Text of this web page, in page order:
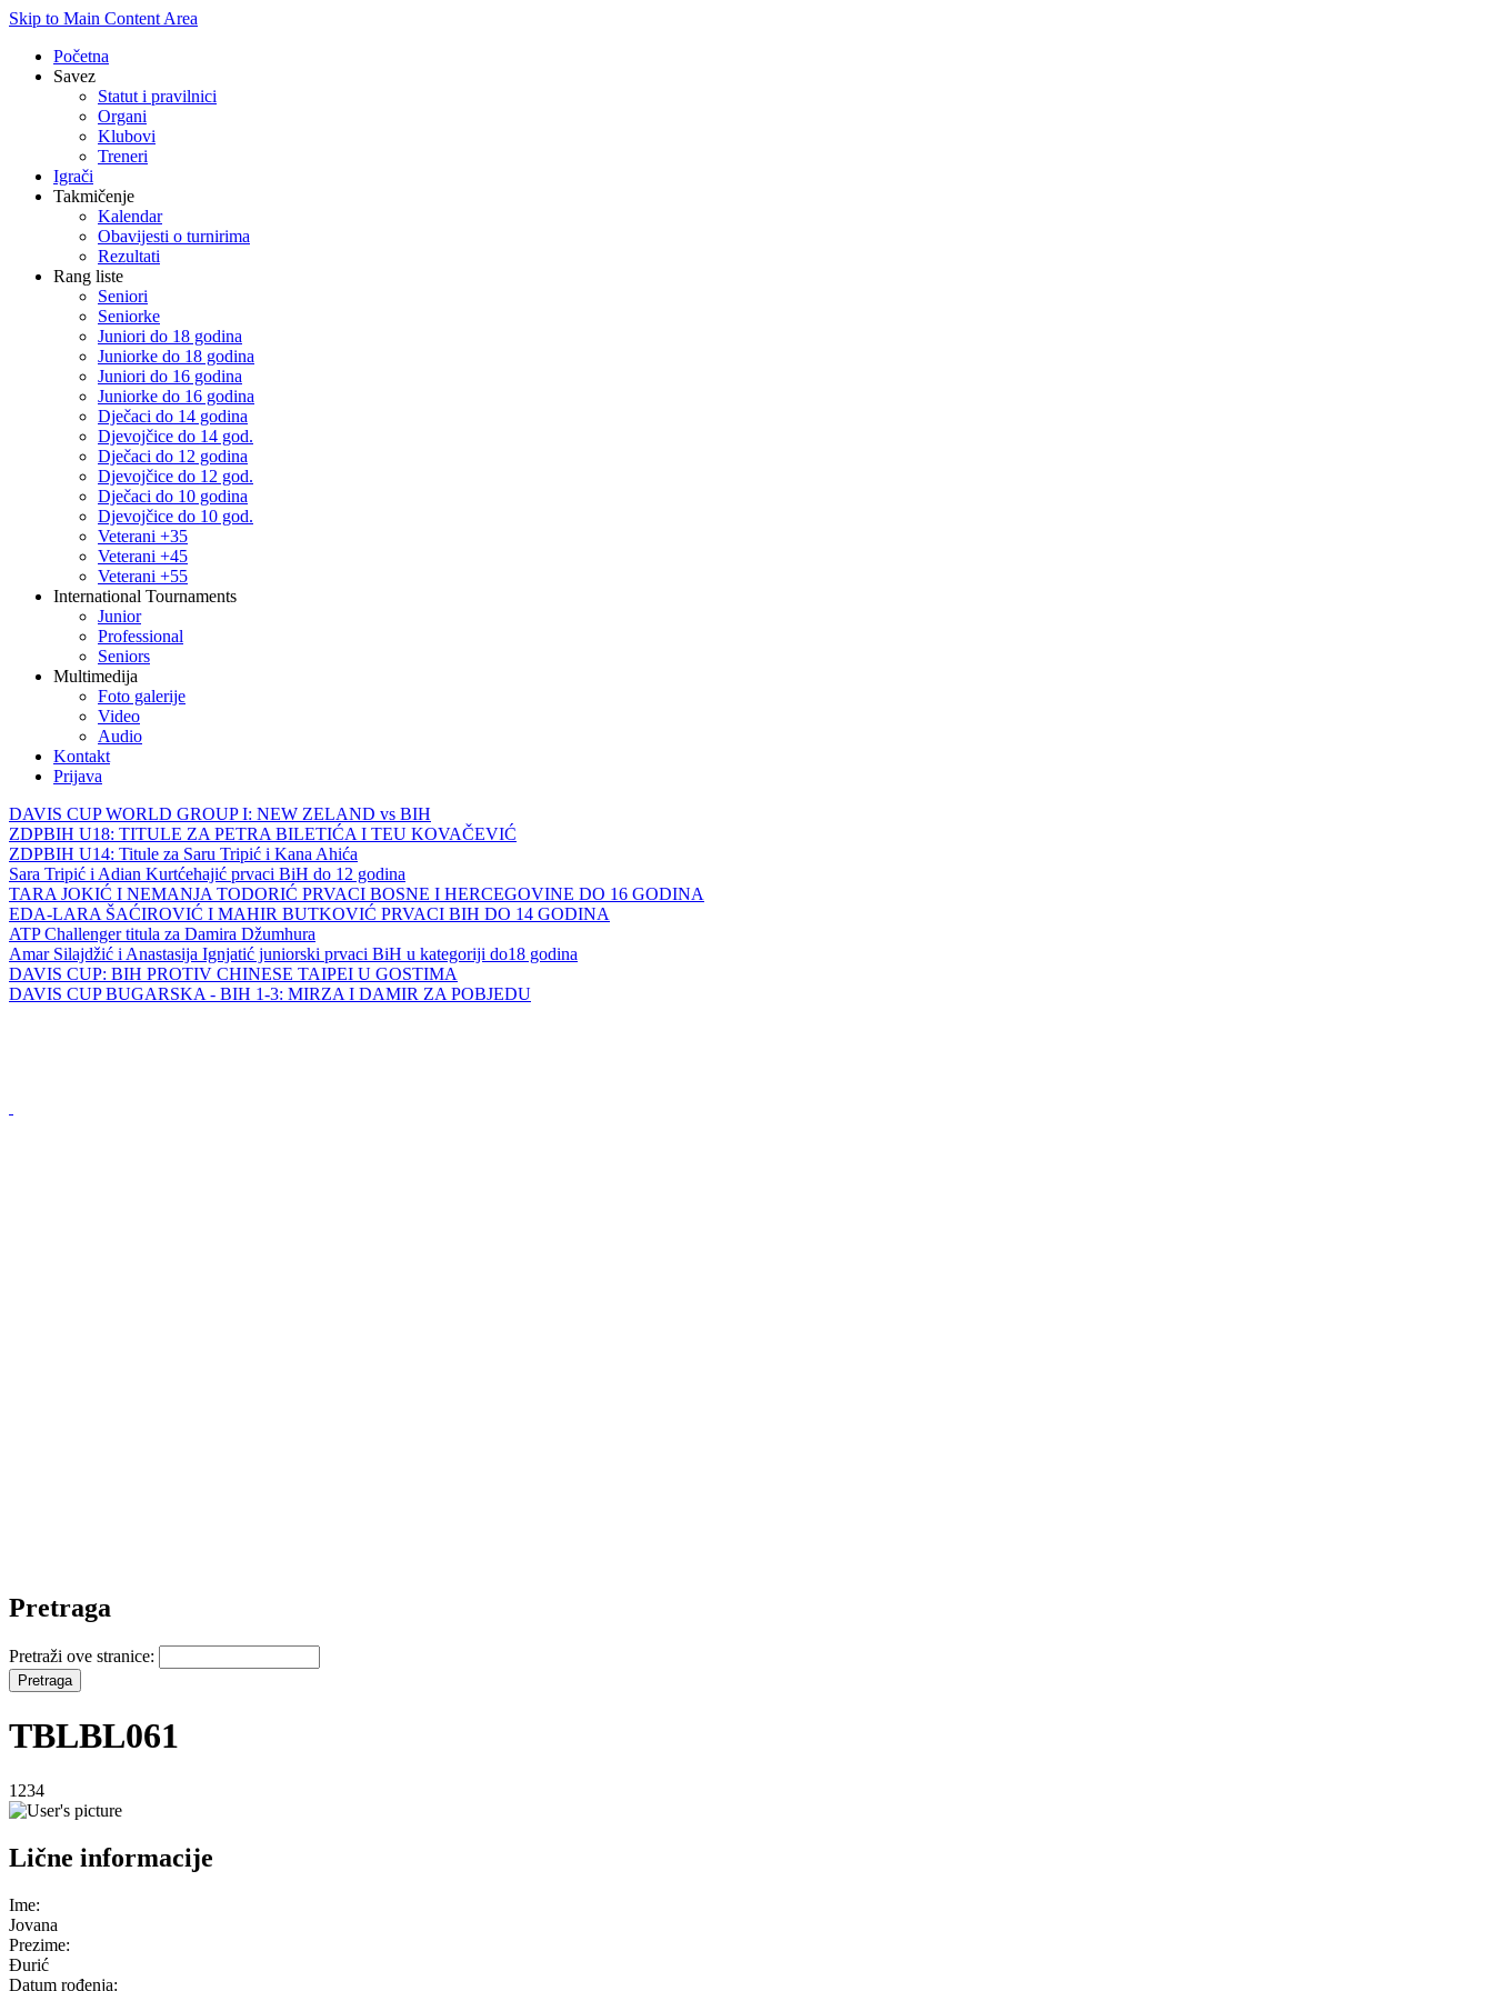
Skip to Main Content Area
Početna
Savez
Statut i pravilnici
Organi
Klubovi
Treneri
Igrači
Takmičenje
Kalendar
Obavijesti o turnirima
Rezultati
Rang liste
Seniori
Seniorke
Juniori do 18 godina
Juniorke do 18 godina
Juniori do 16 godina
Juniorke do 16 godina
Dječaci do 14 godina
Djevojčice do 14 god.
Dječaci do 12 godina
Djevojčice do 12 god.
Dječaci do 10 godina
Djevojčice do 10 god.
Veterani +35
Veterani +45
Veterani +55
International Tournaments
Junior
Professional
Seniors
Multimedija
Foto galerije
Video
Audio
Kontakt
Prijava
DAVIS CUP WORLD GROUP I: NEW ZELAND vs BIH
ZDPBIH U18: TITULE ZA PETRA BILETIĆA I TEU KOVAČEVIĆ
ZDPBIH U14: Titule za Saru Tripić i Kana Ahića
Sara Tripić i Adian Kurtćehajić prvaci BiH do 12 godina
TARA JOKIĆ I NEMANJA TODORIĆ PRVACI BOSNE I HERCEGOVINE DO 16 GODINA
EDA-LARA ŠAĆIROVIĆ I MAHIR BUTKOVIĆ PRVACI BIH DO 14 GODINA
ATP Challenger titula za Damira Džumhura
Amar Silajdžić i Anastasija Ignjatić juniorski prvaci BiH u kategoriji do18 godina
DAVIS CUP: BIH PROTIV CHINESE TAIPEI U GOSTIMA
DAVIS CUP BUGARSKA - BIH 1-3: MIRZA I DAMIR ZA POBJEDU
Pretraga
Pretraži ove stranice:
TBLBL061
1234
Lične informacije
Ime:
Jovana
Prezime:
Đurić
Datum rođenja: